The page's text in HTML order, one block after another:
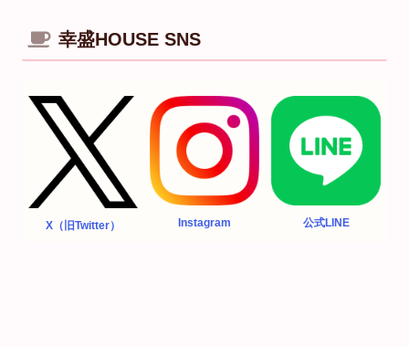
幸盛HOUSE SNS
X（旧Twitter） Instagram 公式LINE